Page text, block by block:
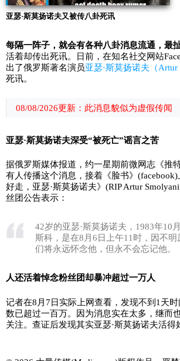
亚瑟·斯莫扬诺夫又被传八卦死讯
每隔一阵子，就会有各种八卦消息流通，最
活着却传出死讯。日前，在知名社交网站
出了俄罗斯著名演员亚瑟·斯莫扬诺夫（Artur
死讯。
08/08/2026更新：此消息貌似为虚假传闻
亚瑟·斯莫扬诺夫深受“被死亡”谣言之苦
据俄罗斯媒体报道，约一星期前微网志《推
有人传播这个消息，接着《脸书》
好走，亚瑟·斯莫扬诺夫》(RIP Artur
丝团公告表示：
42岁的亚瑟·斯莫扬诺夫，1983年10
斯科，是在8月6日上午11时，因不
们将永远怀念他，但永不会忘记他。
人还活着悼念粉丝团却暴冲超过一万人
记者在8月7日实际上网查看，发现不到1天
数已超过一百万。因为消息实在太多，继而
关注。查证后发现其实亚瑟·斯莫扬诺夫活得